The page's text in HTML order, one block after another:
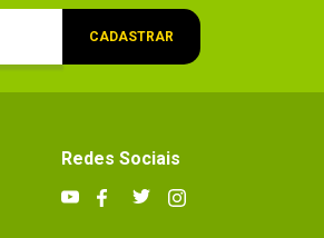
CADASTRAR
Redes Sociais